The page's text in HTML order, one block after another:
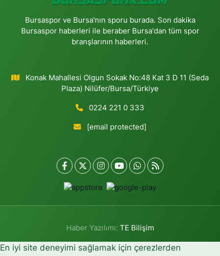
Bursaspor ve Bursa'nın sporu burada. Son dakika
Bursaspor haberleri ile beraber Bursa'dan tüm spor
branşlarının haberleri.
Konak Mahallesi Olgun Sokak No:48 Kat 3 D 11 (Seda
Plaza) Nilüfer/Bursa/Türkiye
0224 221 0 333
[email protected]
Haber Yazılımı: TE Bilişim
En iyi site deneyimi sağlamak için çerezlerden